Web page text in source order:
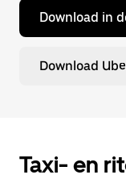
Download in
Download
Taxi- en